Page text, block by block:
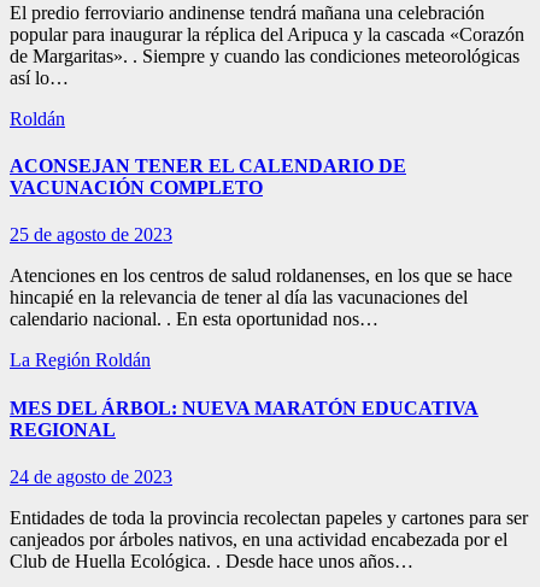
El predio ferroviario andinense tendrá mañana una celebración
popular para inaugurar la réplica del Aripuca y la cascada «Corazón
de Margaritas». . Siempre y cuando las condiciones meteorológicas
así lo…
Roldán
ACONSEJAN TENER EL CALENDARIO DE
VACUNACIÓN COMPLETO
25 de agosto de 2023
Atenciones en los centros de salud roldanenses, en los que se hace
hincapié en la relevancia de tener al día las vacunaciones del
calendario nacional. . En esta oportunidad nos…
La Región Roldán
MES DEL ÁRBOL: NUEVA MARATÓN EDUCATIVA
REGIONAL
24 de agosto de 2023
Entidades de toda la provincia recolectan papeles y cartones para ser
canjeados por árboles nativos, en una actividad encabezada por el
Club de Huella Ecológica. . Desde hace unos años…